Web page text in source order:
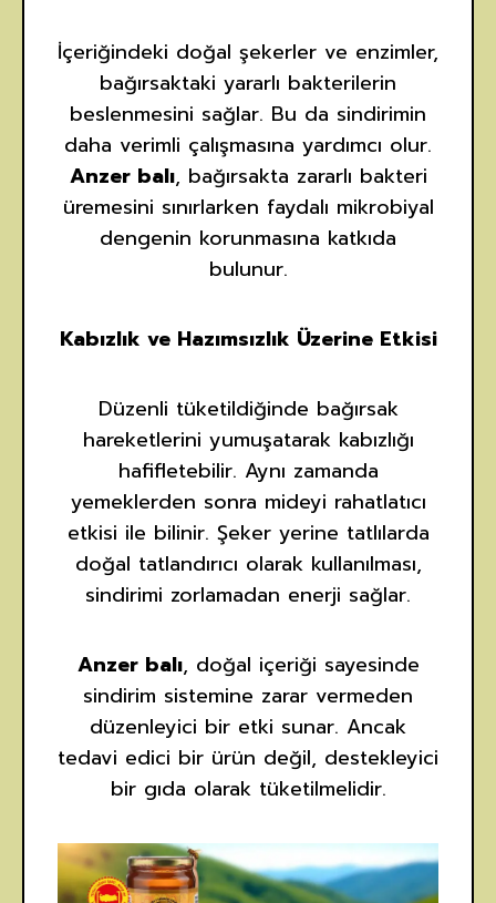
İçeriğindeki doğal şekerler ve enzimler,
bağırsaktaki yararlı bakterilerin
beslenmesini sağlar. Bu da sindirimin
daha verimli çalışmasına yardımcı olur.
Anzer balı, bağırsakta zararlı bakteri
üremesini sınırlarken faydalı mikrobiyal
dengenin korunmasına katkıda
bulunur.
Kabızlık ve Hazımsızlık Üzerine Etkisi
Düzenli tüketildiğinde bağırsak
hareketlerini yumuşatarak kabızlığı
hafifletebilir. Aynı zamanda
yemeklerden sonra mideyi rahatlatıcı
etkisi ile bilinir. Şeker yerine tatlılarda
doğal tatlandırıcı olarak kullanılması,
sindirimi zorlamadan enerji sağlar.
Anzer balı, doğal içeriği sayesinde
sindirim sistemine zarar vermeden
düzenleyici bir etki sunar. Ancak
tedavi edici bir ürün değil, destekleyici
bir gıda olarak tüketilmelidir.